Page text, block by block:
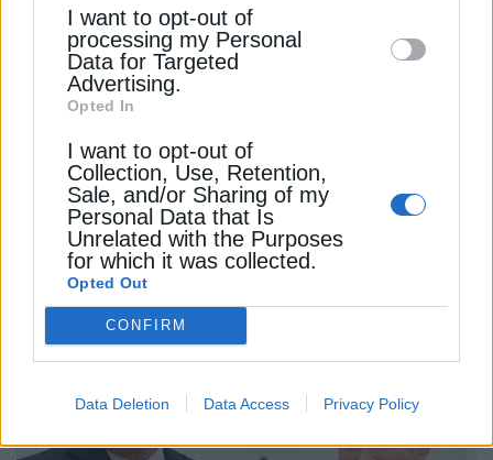
disclose it to other third parties.
I want to opt-out of
processing my Personal
Data for Targeted
Advertising.
Opted In
I want to opt-out of
Collection, Use, Retention,
Sale, and/or Sharing of my
Personal Data that Is
Unrelated with the Purposes
for which it was collected.
Opted Out
CONFIRM
Data Deletion Data Access Privacy Policy
ΠΕΤΡΕΛΑΙΟ
Ιράκ: Κήρυξε force majeure για τα
πετρελαϊκά κοιτάσματα που
εκμεταλλεύονται ξένες εταιρείες
20 Μαρτίου 2026